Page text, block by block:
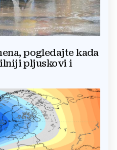
pogledajte kada
pljuskovi i